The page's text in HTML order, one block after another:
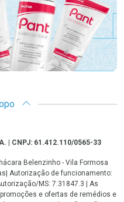
| CNPJ: 61.412.110/0565-33
Belenzinho - Vila Formosa
Autorização de funcionamento:
MS: 7.31847.3 | As
e ofertas de remédios e